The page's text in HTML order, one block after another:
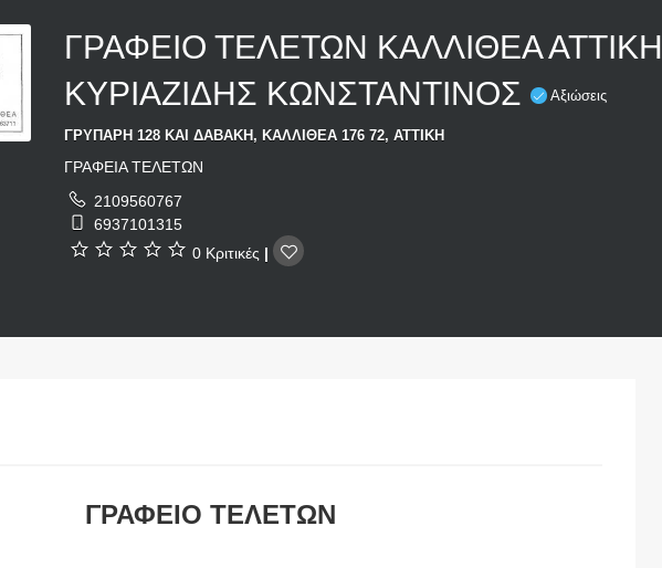
ΓΡΑΦΕΙΟ ΤΕΛΕΤΩΝ ΚΑΛΛΙΘΕΑ ΑΤΤΙΚΗ
ΚΥΡΙΑΖΙΔΗΣ ΚΩΝΣΤΑΝΤΙΝΟΣ
Αξιώσεις
ΓΡΥΠΑΡΗ 128 ΚΑΙ ΔΑΒΑΚΗ, ΚΑΛΛΙΘΕΑ 176 72, ΑΤΤΙΚΗ
ΓΡΑΦΕΙΑ ΤΕΛΕΤΩN
2109560767
6937101315
0 Κριτικές |
ΓΡΑΦΕΙΟ ΤΕΛΕΤΩΝ